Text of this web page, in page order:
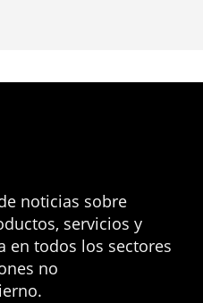
noticias sobre
servicios y
en todos los sectores
no